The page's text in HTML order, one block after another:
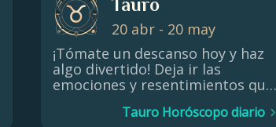
cualquier daño que se haya
podido causar.
Tauro
20 abr - 20 may
¡Tómate un descanso hoy y haz
algo divertido! Deja ir las
emociones y resentimientos que
interior y date la oportunidad de
Tauro Horóscopo diario